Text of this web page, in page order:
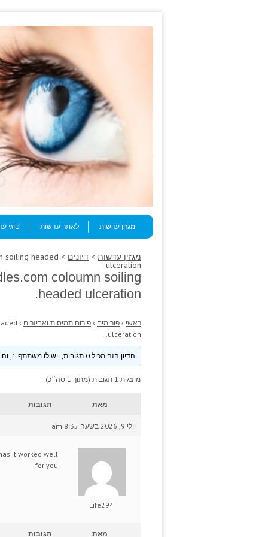
Menu
Skip to content
מגזין עדשות
לאתר עדשות סוגי
מגזין עדשות > דיונים soiling headed
ulceration.
coloumn soiling
headed ulceration.
ראשי › פורומים › פורום תמיסות ואביזרים ›
ulceration.
הדיון הזה מכיל 0 תגובות, ויש לו משתתף 1, והוא עודכן לאחרונה ע״י
מוצגות 1 תגובות (מתוך 1 סה״כ)
מאת תגובות
יולי 9, 2026 בשעה 8:35 am
Life294
it worked well
for you
מאת תגובות